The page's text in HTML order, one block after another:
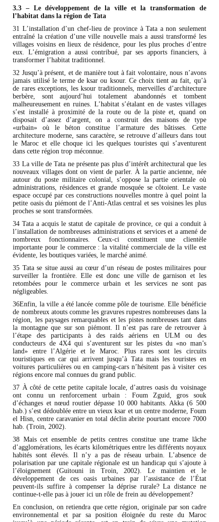
3.3 – Le développement de la ville et la transformation de
l’habitat dans la région de Tata
31 L’installation d’un chef-lieu de province à Tata a non seulement
entraîné la création d’une ville nouvelle mais a aussi transformé les
villages voisins en lieux de résidence, pour les plus proches d’entre
eux. L’émigration a aussi contribué, par ses apports financiers, à
transformer l’habitat traditionnel.
32 Jusqu’à présent, et de manière tout à fait volontaire, nous n’avons
jamais utilisé le terme de ksar ou ksour. Ce choix tient au fait, qu’à
de rares exceptions, les ksour traditionnels, merveilles d’architecture
berbère, sont aujourd’hui totalement abandonnés et tombent
malheureusement en ruines. L’habitat s’étalant en de vastes villages
s’est installé à proximité de la route ou de la piste et, quand on
disposait d’assez d’argent, on a construit des maisons de type
«urbain» où le béton constitue l’armature des bâtisses. Cette
architecture moderne, sans caractère, se retrouve d’ailleurs dans tout
le Maroc et elle choque ici les quelques touristes qui s’aventurent
dans cette région trop méconnue.
33 La ville de Tata ne présente pas plus d’intérêt architectural que les
nouveaux villages dont on vient de parler. À la partie ancienne, née
autour du poste militaire colonial, s’oppose la partie orientale où
administrations, résidences et grande mosquée se côtoient. Le vaste
espace occupé par ces constructions nouvelles montre à quel point la
petite oasis du piémont de l’Anti-Atlas central et ses voisines les plus
proches se sont transformées.
34 Tata a acquis le statut de capitale de province, ce qui a conduit à
l’installation de nombreuses administrations et services et a amené de
nombreux fonctionnaires. Ceux-ci constituent une clientèle
importante pour le commerce : la vitalité commerciale de la ville est
évidente, les boutiques variées, le marché animé.
35 Tata se situe aussi au cœur d’un réseau de postes militaires pour
surveiller la frontière. Elle est donc une ville de garnison et les
retombées pour le commerce urbain et les services ne sont pas
négligeables.
36Enfin, la ville a été lancée comme pôle de tourisme. Elle bénéficie
de nombreux atouts comme les gravures rupestres nombreuses dans la
région, les paysages remarquables et les pistes nombreuses tant dans
la montagne que sur son piémont. Il n’est pas rare de retrouver à
l’étape des participants à des raids aériens en ULM ou des
conducteurs de 4X4 qui s’aventurent sur les pistes du «no man’s
land» entre l’Algérie et le Maroc. Plus rares sont les circuits
touristiques en car qui arrivent jusqu’à Tata mais les touristes en
voitures particulières ou en camping-cars n’hésitent pas à visiter ces
régions encore mal connues du grand public.
37 À côté de cette petite capitale locale, d’autres oasis du voisinage
ont connu un renforcement urbain : Foum Zguid, gros souk
d’échanges et nœud routier dépasse 10 000 habitants. Akka (6 500
hab.) s’est dédoublée entre un vieux ksar et un centre moderne, Foum
el Hisn, centre caravanier en total déclin abrite pourtant encore 7000
hab. (Troin, 2002).
38 Mais cet ensemble de petits centres constitue une trame lâche
d’agglomérations, les écarts kilométriques entre les différents noyaux
habités sont élevés. Il n’y a pas de réseau urbain. L’absence de
polarisation par une capitale régionale est un handicap qui s’ajoute à
l’éloignement (Guitouni in Troin, 2002). Le maintien et le
développement de ces oasis urbaines par l’assistance de l’État
peuvent-ils suffire à compenser la déprise rurale? La distance ne
continue-t-elle pas à jouer ici un rôle de frein au développement?
En conclusion, on retiendra que cette région, originale par son cadre
environnemental et par sa position éloignée du reste du Maroc